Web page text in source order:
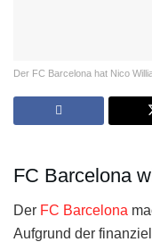
Der FC Barcelona hat Nico
FC Barcelona
Der FC Barcelona
Aufgrund der